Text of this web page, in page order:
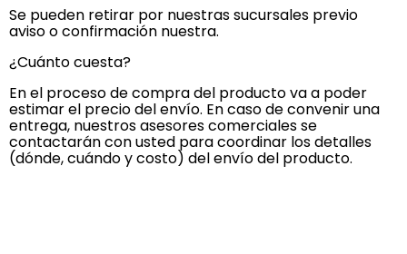
Se pueden retirar por nuestras sucursales previo
aviso o confirmación nuestra.
¿Cuánto cuesta?
En el proceso de compra del producto va a poder
estimar el precio del envío. En caso de convenir una
entrega, nuestros asesores comerciales se
contactarán con usted para coordinar los detalles
(dónde, cuándo y costo) del envío del producto.